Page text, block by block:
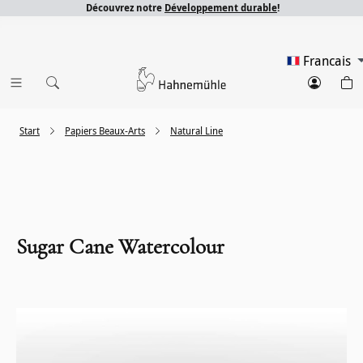
Découvrez notre Développement durable!
Francais
Natural Line
Papiers Beaux-Arts
Start
Sugar Cane Watercolour